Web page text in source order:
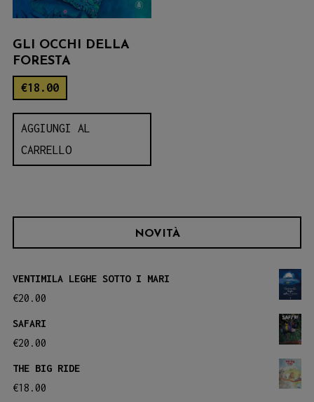
GLI OCCHI DELLA
FORESTA
€18.00
AGGIUNGI AL
CARRELLO
NOVITÀ
VENTIMILA LEGHE SOTTO I MARI
€20.00
SAFARI
€20.00
THE BIG RIDE
€18.00